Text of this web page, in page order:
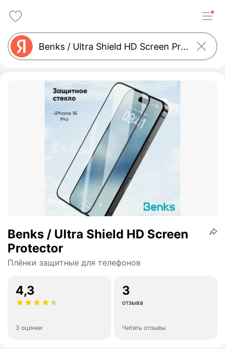
Benks / Ultra Shield HD Screen
Protector
Плёнки защитные для телефонов
4,3
3 оценки
3
отзыва
Читать отзывы